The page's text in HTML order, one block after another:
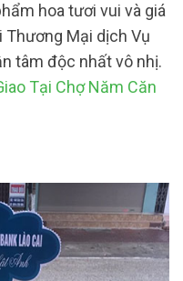
hoa tươi vui và giá
Mại dịch Vụ
tâm độc nhất vô nhị.
Tại Chợ Năm Căn